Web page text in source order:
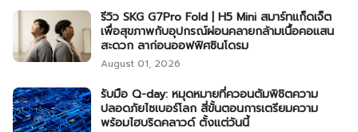
รีวิว SKG G7Pro Fold | H5 Mini สมาร์ทแก็ดเจ็ต
เพื่อสุขภาพกับอุปกรณ์ผ่อนคลายกล้ามเนื้อคอแสน
สะดวก ลาก่อนออฟฟิศซินโดรม
August 01, 2026
รับมือ Q-day: หมุดหมายที่ควอนตัมพิชิตความ
ปลอดภัยไซเบอร์โลก สี่ขั้นตอนการเตรียมความ
พร้อมไฮบริดคลาวด์ ตั้งแต่วันนี้